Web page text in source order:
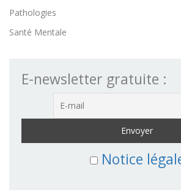
Pathologies
Santé Mentale
E-newsletter gratuite :
Notice